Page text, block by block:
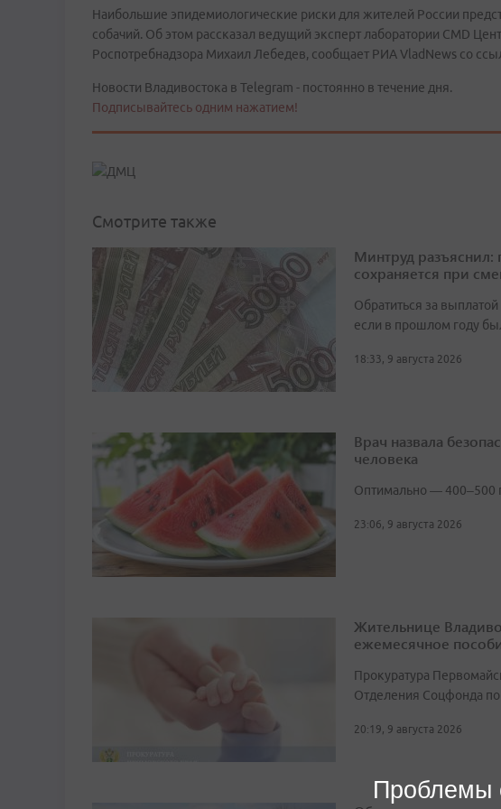
Наибольшие эпидемиологические риски для жителей России
собачий. Об этом рассказал ведущий эксперт лаборатории CMD
Роспотребнадзора Михаил Лебедев, сообщает РИА VladNews со
Новости Владивостока в Telegram - постоянно в течение дня.
Подписывайтесь одним нажатием!
Смотрите также
Минтруд
сохраняется при
Обратиться за
если в прошлом году
18:33, 9 августа 2026
Врач назвала
человека
Оптимально — 400–500
23:06, 9 августа 2026
Жительнице
ежемесячное
Прокуратура
Отделения Соцфонда
20:19, 9 августа 2026
Проблемы